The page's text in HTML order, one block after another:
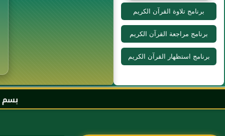
برنامج تلاوة القرآن الكريم
برنامج مراجعة القرآن الكريم
برنامج استظهار القرآن الكريم
بسم الله